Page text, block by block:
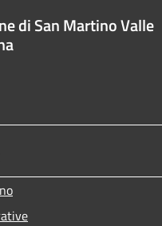
di San Martino Valle